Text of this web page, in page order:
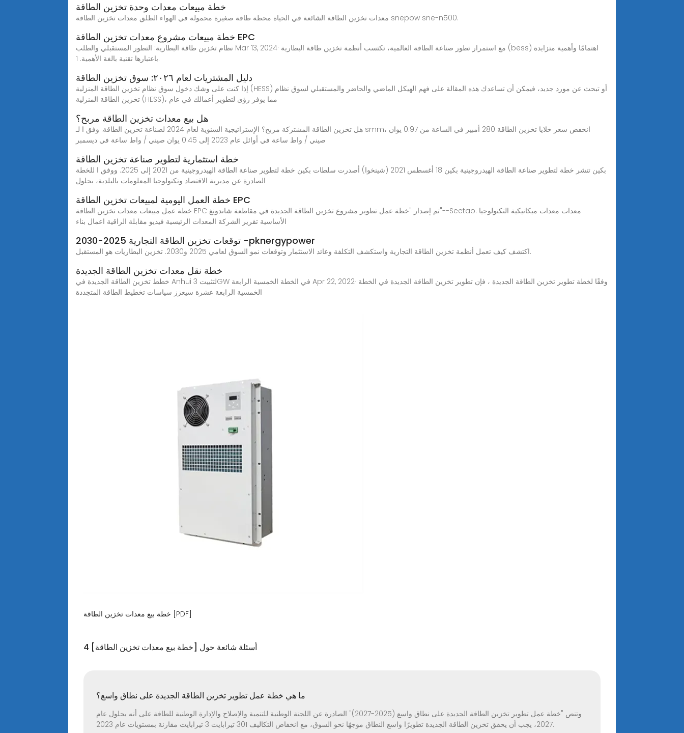
خطة مبيعات معدات وحدة تخزين الطاقة
معدات تخزين الطاقة الشائعة في الحياة محطة طاقة صغيرة محمولة في الهواء الطلق معدات تخزين الطاقة snepow sne-n500.
خطة مبيعات مشروع معدات تخزين الطاقة EPC
نظام تخزين طاقة البطارية: التطور المستقبلي والطلب Mar 13, 2024· مع استمرار تطور صناعة الطاقة العالمية، تكتسب أنظمة تخزين طاقة البطارية (bess) اهتمامًا وأهمية متزايدة
باعتبارها تقنية بالغة الأهمية. 1.
دليل المشتريات لعام ٢٠٢٦: سوق تخزين الطاقة
إذا كنت على وشك دخول سوق نظام تخزين الطاقة المنزلية (HESS) أو تبحث عن مورد جديد، فيمكن أن تساعدك هذه المقالة على فهم الهيكل الماضي والحاضر والمستقبلي لسوق نظام
تخزين الطاقة المنزلية (HESS)، مما يوفر رؤى لتطوير أعمالك في عام
هل بيع معدات تخزين الطاقة مربح؟
هل تخزين الطاقة المشتركة مربح؟ الإستراتيجية السنوية لعام 2024 لصناعة تخزين الطاقة. وفق ا لـ smm، انخفض سعر خلايا تخزين الطاقة 280 أمبير في الساعة من 0.97 يوان
صيني / واط ساعة في أوائل عام 2023 إلى 0.45 يوان صيني / واط ساعة في ديسمبر
خطة استثمارية لتطوير صناعة تخزين الطاقة
بكين تنشر خطة لتطوير صناعة الطاقة الهيدروجينية بكين 18 أغسطس 2021 (شينخوا) أصدرت سلطات بكين خطة لتطوير صناعة الطاقة الهيدروجينية من 2021 إلى 2025. ووفق ا للخطة
الصادرة عن مديرية الاقتصاد وتكنولوجيا المعلومات بالبلدية، بحلول
خطة العمل اليومية لمبيعات تخزين الطاقة EPC
خطة عمل مبيعات معدات تخزين الطاقة EPC تم إصدار "خطة عمل تطوير مشروع تخزين الطاقة الجديدة في مقاطعة شاندونغ"--Seetao. معدات معدات ميكانيكية التكنولوجيا
الأساسية تقرير الشركة المعدات الرئيسية فيديو مقابلة الراقية اعمال بناء
توقعات تخزين الطاقة التجارية 2025-2030 -pknergypower
اكتشف كيف تعمل أنظمة تخزين الطاقة التجارية واستكشف التكلفة وعائد الاستثمار وتوقعات نمو السوق لعامي 2025 و2030. تخزين البطاريات هو المستقبل.
خطة نقل معدات تخزين الطاقة الجديدة
خطط تخزين الطاقة الجديدة في Anhui لتثبيت 3GW في الخطة الخمسية الرابعة Apr 22, 2022· وفقًا لخطة تطوير تخزين الطاقة الجديدة ، فإن تطوير تخزين الطاقة الجديدة في الخطة
الخمسية الرابعة عشرة سيعزز سياسات تخطيط الطاقة المتجددة
خطة بيع معدات تخزين الطاقة [PDF]
4 أسئلة شائعة حول [خطة بيع معدات تخزين الطاقة]
ما هي خطة عمل تطوير تخزين الطاقة الجديدة على نطاق واسع؟
وتنص "خطة عمل تطوير تخزين الطاقة الجديدة على نطاق واسع (2025-2027)" الصادرة عن اللجنة الوطنية للتنمية والإصلاح والإدارة الوطنية للطاقة على أنه بحلول عام
2027، يجب أن يحقق تخزين الطاقة الجديدة تطويرًا واسع النطاق موجهًا نحو السوق، مع انخفاض التكاليف 301 تيرابايت 3 تيرابايت مقارنة بمستويات عام 2023.